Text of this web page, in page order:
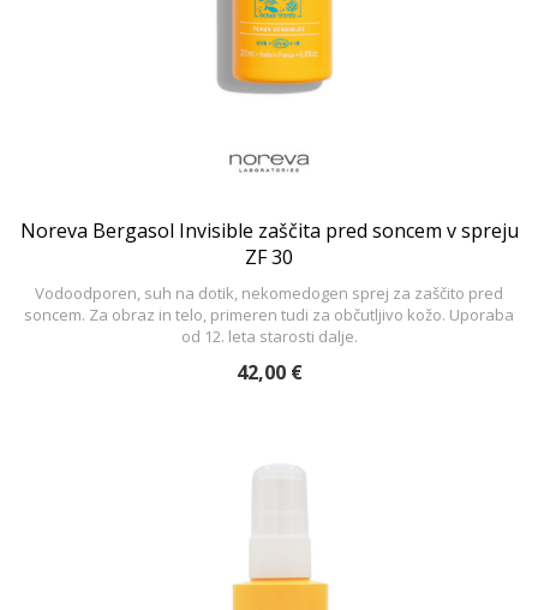
Noreva Bergasol Invisible zaščita pred soncem v spreju
ZF 30
Vodoodporen, suh na dotik, nekomedogen sprej za zaščito pred
soncem. Za obraz in telo, primeren tudi za občutljivo kožo. Uporaba
od 12. leta starosti dalje.
42,00 €